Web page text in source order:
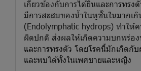
เกี่ยวข้องกับการได้ยินและการทร
มีการสะสมของน้ำในหูชั้นในมากเกิ
(Endolymphatic hydrops) ทำให้
ผิดปกติ ส่งผลให้เกิดความบกพร่อ
และการทรงตัว โดยโรคนี้มักเกิดกั
และพบได้ทั้งในเพศชายและหญิง